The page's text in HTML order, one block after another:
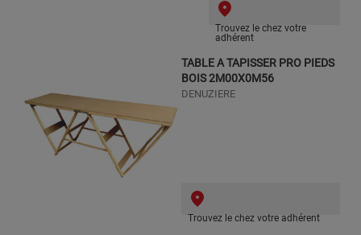
Trouvez le chez votre
adhérent
TABLE A TAPISSER PRO PIEDS
BOIS 2M00X0M56
DENUZIERE
Trouvez le chez votre adhérent